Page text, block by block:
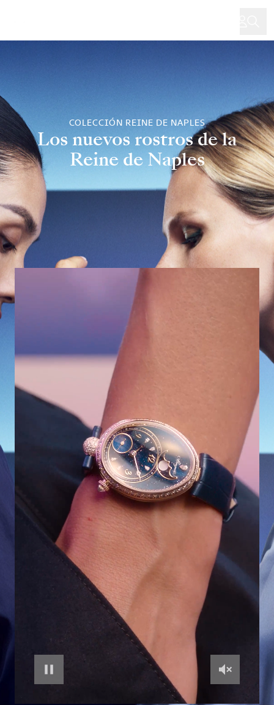
COLECCIÓN REINE DE NAPLES
Los nuevos rostros de la
Reine de Naples